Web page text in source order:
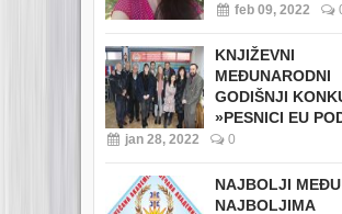
feb 09, 2022
KNJIŽEVNI
MEĐUNARODNI
GODIŠNJI
»PESNICI EU
jan 28, 2022 0
NAJBOLJI MEĐU
NAJBOLJIMA